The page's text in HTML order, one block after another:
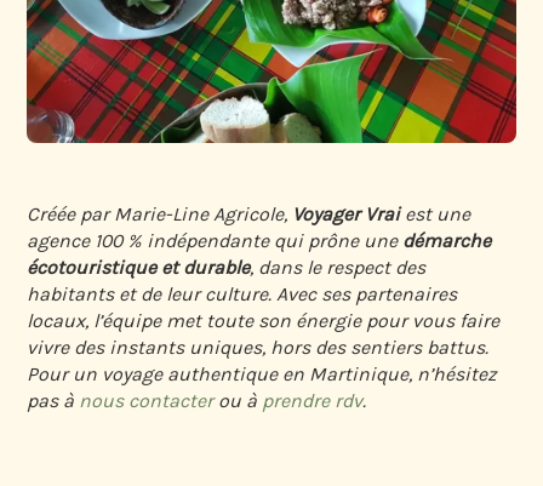
Créée par Marie-Line Agricole, Voyager Vraiest une
agence 100 % indépendante qui prône une démarche
écotouristique et durable, dans le respect des
habitants et de leur culture. Avec ses partenaires
locaux, l’équipe met toute son énergie pour vous faire
vivre des instants uniques, hors des sentiers battus.
Pour un voyage authentique en Martinique, n’hésitez
pas à nous contacterou à prendre rdv.